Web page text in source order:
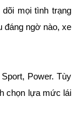
mọi tình trạng
đáng ngờ nào, xe
Power. Tùy
chọn lựa mức lái